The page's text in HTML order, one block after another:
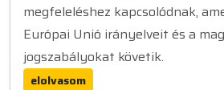
megfeleléshez kapcsolódnak,
Európai Unió irányelveit és a
jogszabályokat követik.
elolvasom